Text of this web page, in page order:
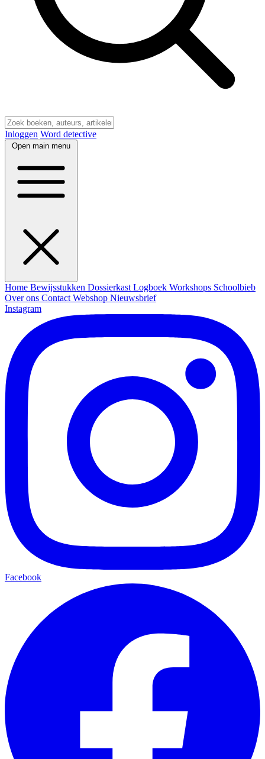
Inloggen Word detective
Open main menu
Home Bewijsstukken Dossierkast Logboek Workshops Schoolbieb
Over ons Contact Webshop Nieuwsbrief
Instagram
Facebook